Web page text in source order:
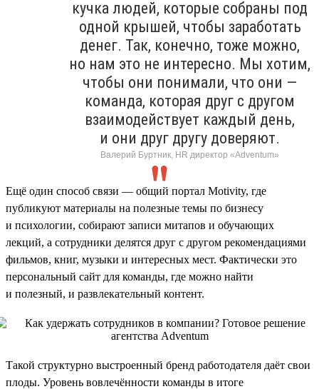
кучка людей, которые собраны под
одной крышей, чтобы заработать
денег. Так, конечно, тоже можно,
но нам это не интересно. Мы хотим,
чтобы они понимали, что они —
команда, которая друг с другом
взаимодействует каждый день,
и они друг другу доверяют.
Валерий Буртник, HR директор «Adventum»
Ещё один способ связи — общий портал Motivity, где
публикуют материалы на полезные темы по бизнесу
и психологии, собирают записи митапов и обучающих
лекций, а сотрудники делятся друг с другом рекомендациями
фильмов, книг, музыки и интересных мест. Фактически это
персональный сайт для команды, где можно найти
и полезный, и развлекательный контент.
Такой структурно выстроенный бренд работодателя даёт свои
плоды. Уровень вовлечённости команды в итоге